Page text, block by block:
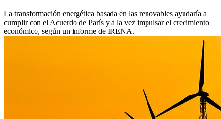
La transformación energética basada en las renovables ayudaría a
cumplir con el Acuerdo de París y a la vez impulsar el crecimiento
económico, según un informe de IRENA.